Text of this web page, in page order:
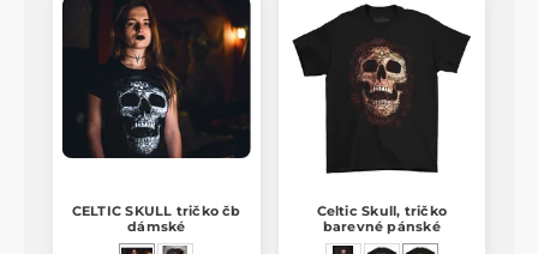
CELTIC SKULL tričko čb
dámské
Celtic Skull, tričko
barevné pánské